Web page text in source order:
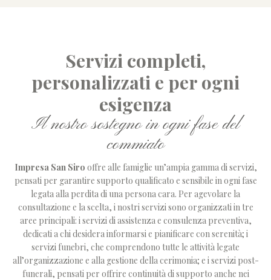
Servizi completi,
personalizzati e per ogni
esigenza
Il nostro sostegno in ogni fase del
commiato
Impresa San Siro offre alle famiglie un’ampia gamma di servizi,
pensati per garantire supporto qualificato e sensibile in ogni fase
legata alla perdita di una persona cara. Per agevolare la
consultazione e la scelta, i nostri servizi sono organizzati in tre
aree principali: i servizi di assistenza e consulenza preventiva,
dedicati a chi desidera informarsi e pianificare con serenità; i
servizi funebri, che comprendono tutte le attività legate
all’organizzazione e alla gestione della cerimonia; e i servizi post-
funerali, pensati per offrire continuità di supporto anche nei